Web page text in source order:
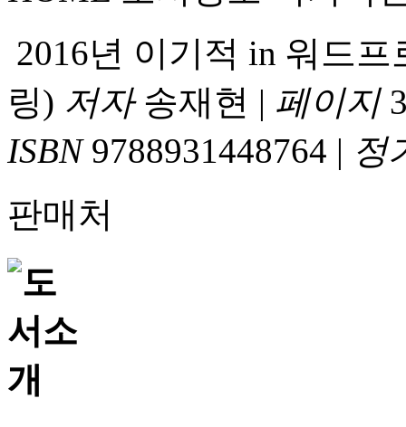
2016년 이기적 in 워드
링) 저자송재현 | 페이지
ISBN9788931448764 | 정
판매처